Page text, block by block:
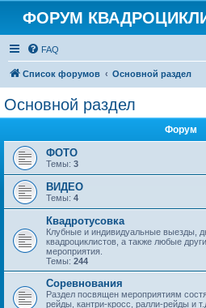
ФОРУМ
FAQ
Список форумов Основной раздел
Основной раздел
Форум
ФОТО
Темы: 3
ВИДЕО
Темы: 4
Квадротусовка
Клубные и индивидуальные выезды,
квадроциклистов, а также любые
мероприятия.
Темы: 244
Соревнования
Раздел посвящен мероприятиям
рейды, кантри-кросс, ралли-рейды и